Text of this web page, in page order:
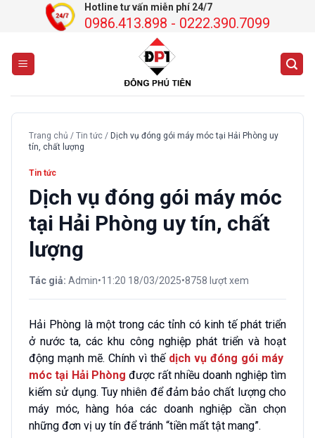
dung
Hotline tư vấn miễn phí 24/7
0986.413.898 - 0222.390.7099
Trang chủ / Tin tức / Dịch vụ đóng gói máy móc tại Hải Phòng uy
tín, chất lượng
Tin tức
Dịch vụ đóng gói máy móc
tại Hải Phòng uy tín, chất
lượng
Tác giả: Admin•11:20 18/03/2025•8758 lượt xem
Hải Phòng là một trong các tỉnh có kinh tế phát triển
ở nước ta, các khu công nghiệp phát triển và hoạt
động mạnh mẽ. Chính vì thế dịch vụ đóng gói máy
móc tại Hải Phòng được rất nhiều doanh nghiệp tìm
kiếm sử dụng. Tuy nhiên để đảm bảo chất lượng cho
máy móc, hàng hóa các doanh nghiệp cần chọn
những đơn vị uy tín để tránh “tiền mất tật mang”.